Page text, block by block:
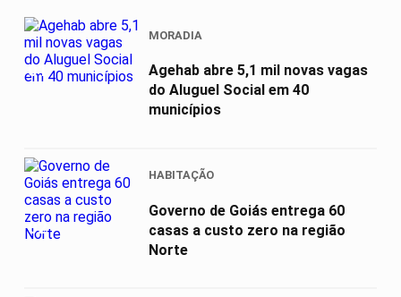
01
MORADIA
Agehab abre 5,1 mil novas vagas
do Aluguel Social em 40
municípios
02
HABITAÇÃO
Governo de Goiás entrega 60
casas a custo zero na região
Norte